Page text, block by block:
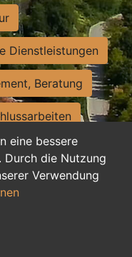
eine bessere
die Nutzung
Verwendung
Dienstleistungen
Beratung